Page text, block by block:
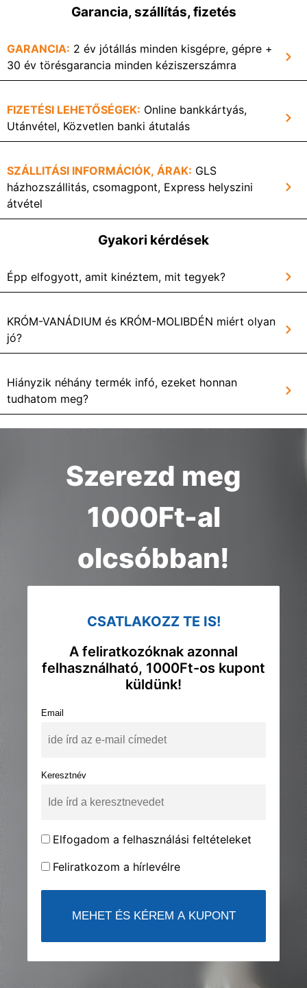
Garancia, szállítás, fizetés
GARANCIA: 2 év jótállás minden kisgépre, gépre +
30 év törésgarancia minden kéziszerszámra
FIZETÉSI LEHETŐSÉGEK: Online bankkártyás,
Utánvétel, Közvetlen banki átutalás
SZÁLLITÁSI INFORMÁCIÓK, ÁRAK: GLS
házhozszállitás, csomagpont, Express helyszini
átvétel
Gyakori kérdések
Épp elfogyott, amit kinéztem, mit tegyek?
KRÓM-VANÁDIUM és KRÓM-MOLIBDÉN miért olyan
jó?
Hiányzik néhány termék infó, ezeket honnan
tudhatom meg?
Szerezd meg
1000Ft-al
olcsóbban!
CSATLAKOZZ TE IS!
A feliratkozóknak azonnal
felhasználható, 1000Ft-os kupont
küldünk!
Email
Keresztnév
Elfogadom a felhasználási feltételeket
Feliratkozom a hírlevélre